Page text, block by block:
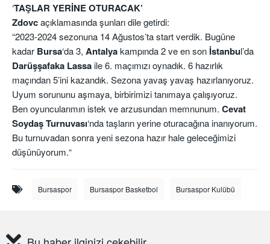
‘TAŞLAR YERİNE OTURACAK’
Zdovcaçıklamasında şunları dile getirdi:
“2023-2024 sezonuna 14 Ağustos’ta start verdik. Bugüne
kadar Bursa‘da 3, Antalyakampında 2 ve en son İstanbul’da
Darüşşafaka Lassaile 6. maçımızı oynadık. 6 hazırlık
maçından 5’ini kazandık. Sezona yavaş yavaş hazırlanıyoruz.
Uyum sorununu aşmaya, birbirimizi tanımaya çalışıyoruz.
Ben oyuncularımın istek ve arzusundan memnunum. Cevat
Soydaş Turnuvası‘nda taşların yerine oturacağına inanıyorum.
Bu turnuvadan sonra yeni sezona hazır hale geleceğimizi
düşünüyorum.“
Bursaspor Bursaspor Basketbol Bursaspor Kulübü